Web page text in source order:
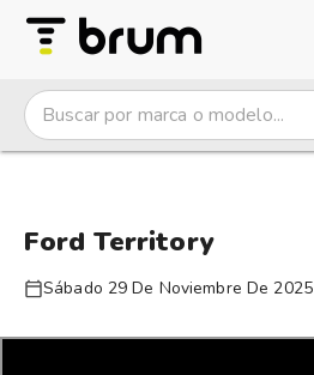
Ford Territory
Sábado 29 De Noviembre De 2025